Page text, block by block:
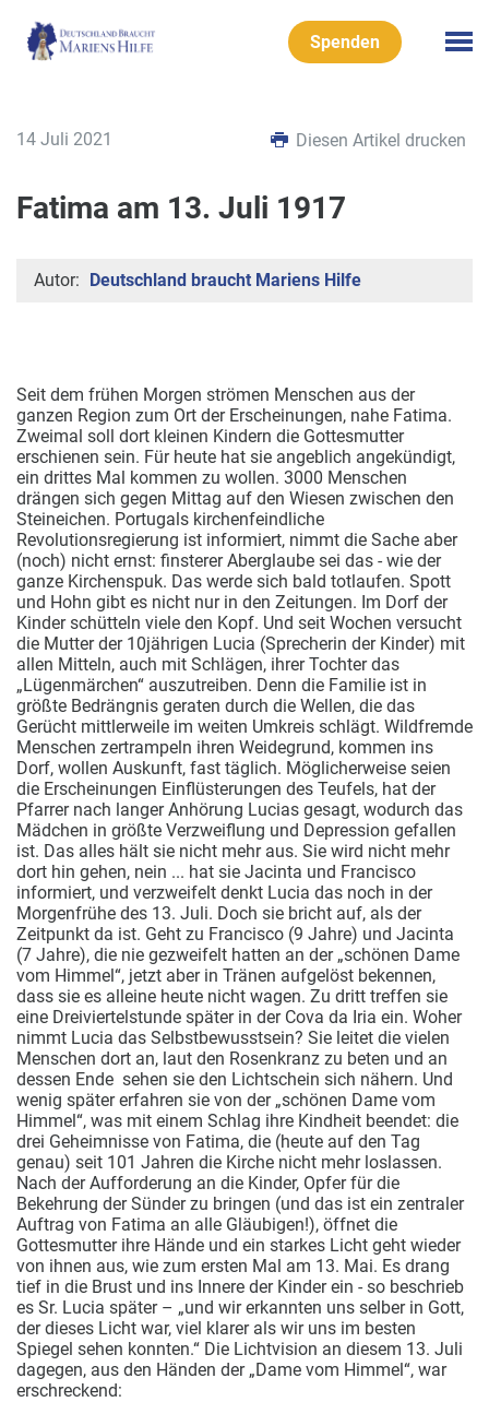
Spenden
14 Juli 2021 Diesen Artikel drucken
Fatima am 13. Juli 1917
Autor: Deutschland braucht Mariens Hilfe
Seit dem frühen Morgen strömen Menschen aus der
ganzen Region zum Ort der Erscheinungen, nahe Fatima.
Zweimal soll dort kleinen Kindern die Gottesmutter
erschienen sein. Für heute hat sie angeblich angekündigt,
ein drittes Mal kommen zu wollen. 3000 Menschen
drängen sich gegen Mittag auf den Wiesen zwischen den
Steineichen. Portugals kirchenfeindliche
Revolutionsregierung ist informiert, nimmt die Sache aber
(noch) nicht ernst: finsterer Aberglaube sei das - wie der
ganze Kirchenspuk. Das werde sich bald totlaufen. Spott
und Hohn gibt es nicht nur in den Zeitungen. Im Dorf der
Kinder schütteln viele den Kopf. Und seit Wochen versucht
die Mutter der 10jährigen Lucia (Sprecherin der Kinder) mit
allen Mitteln, auch mit Schlägen, ihrer Tochter das
„Lügenmärchen“ auszutreiben. Denn die Familie ist in
größte Bedrängnis geraten durch die Wellen, die das
Gerücht mittlerweile im weiten Umkreis schlägt. Wildfremde
Menschen zertrampeln ihren Weidegrund, kommen ins
Dorf, wollen Auskunft, fast täglich. Möglicherweise seien
die Erscheinungen Einflüsterungen des Teufels, hat der
Pfarrer nach langer Anhörung Lucias gesagt, wodurch das
Mädchen in größte Verzweiflung und Depression gefallen
ist. Das alles hält sie nicht mehr aus. Sie wird nicht mehr
dort hin gehen, nein ... hat sie Jacinta und Francisco
informiert, und verzweifelt denkt Lucia das noch in der
Morgenfrühe des 13. Juli. Doch sie bricht auf, als der
Zeitpunkt da ist. Geht zu Francisco (9 Jahre) und Jacinta
(7 Jahre), die nie gezweifelt hatten an der „schönen Dame
vom Himmel“, jetzt aber in Tränen aufgelöst bekennen,
dass sie es alleine heute nicht wagen. Zu dritt treffen sie
eine Dreiviertelstunde später in der Cova da Iria ein. Woher
nimmt Lucia das Selbstbewusstsein? Sie leitet die vielen
Menschen dort an, laut den Rosenkranz zu beten und an
dessen Ende ­ sehen sie den Lichtschein sich nähern. Und
wenig später erfahren sie von der „schönen Dame vom
Himmel“, was mit einem Schlag ihre Kindheit beendet: die
drei Geheimnisse von Fatima, die (heute auf den Tag
genau) seit 101 Jahren die Kirche nicht mehr loslassen.
Nach der Aufforderung an die Kinder, Opfer für die
Bekehrung der Sünder zu bringen (und das ist ein zentraler
Auftrag von Fatima an alle Gläubigen!), öffnet die
Gottesmutter ihre Hände und ein starkes Licht geht wieder
von ihnen aus, wie zum ersten Mal am 13. Mai. Es drang
tief in die Brust und ins Innere der Kinder ein - so beschrieb
es Sr. Lucia später – „und wir erkannten uns selber in Gott,
der dieses Licht war, viel klarer als wir uns im besten
Spiegel sehen konnten.“ Die Lichtvision an diesem 13. Juli
dagegen, aus den Händen der „Dame vom Himmel“, war
erschreckend: